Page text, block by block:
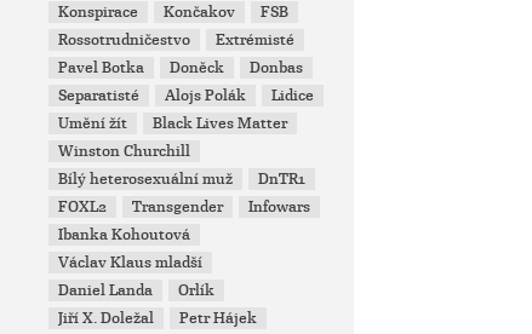
Konspirace
Končakov
FSB
Rossotrudničestvo
Extrémisté
Pavel Botka
Doněck
Donbas
Separatisté
Alojs Polák
Lidice
Umění žít
Black Lives Matter
Winston Churchill
Bílý heterosexuální muž
DnTR1
FOXL2
Transgender
Infowars
Ibanka Kohoutová
Václav Klaus mladší
Daniel Landa
Orlík
Jiří X. Doležal
Petr Hájek